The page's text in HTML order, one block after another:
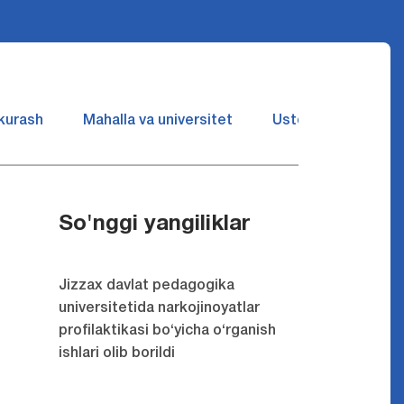
Mahalla va universitet Ustozlar suhbatin
So'nggi yangiliklar
Jizzax davlat pedagogika
universitetida narkojinoyatlar
profilaktikasi bo‘yicha o‘rganish
ishlari olib borildi